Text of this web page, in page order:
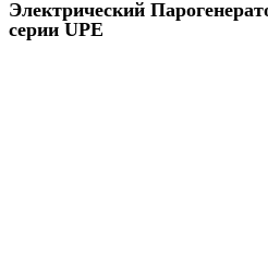
Электрический
серии UPE